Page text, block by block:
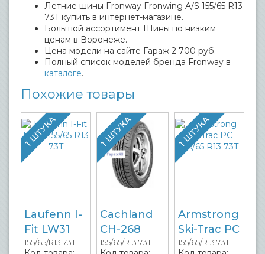
Летние шины Fronway Fronwing A/S 155/65 R13
73T купить в интернет-магазине.
Большой ассортимент Шины по низким
ценам в Воронеже.
Цена модели на сайте Гараж 2 700 руб.
Полный список моделей бренда Fronway в
каталоге.
Похожие товары
1 ШТУКА
Laufenn I-
Fit LW31
155/65/R13 73T
1 ШТУКА
Cachland
CH-268
155/65/R13 73T
1 ШТУКА
Armstrong
Ski-Trac PC
155/65/R13 73T